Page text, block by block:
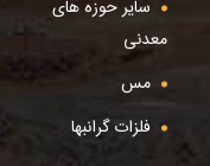
سایر حوزه های
معدنی
مس
فلزات گرانبها